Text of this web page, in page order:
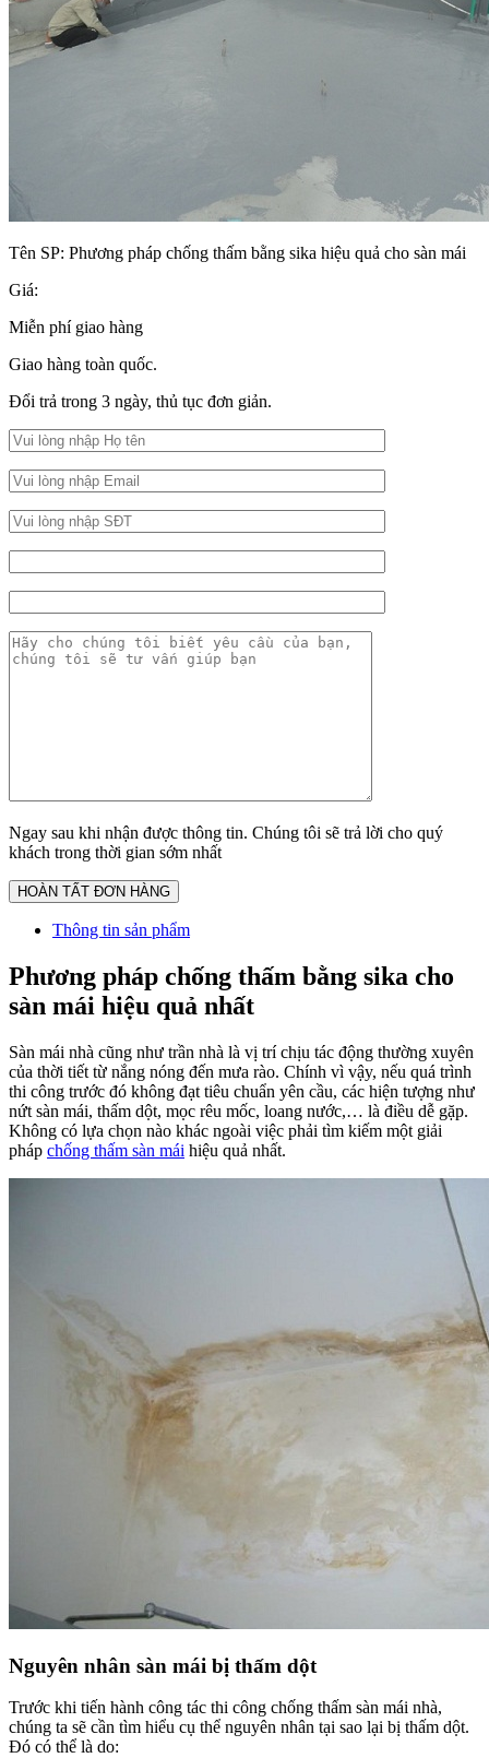
Tên SP: Phương pháp chống thấm bằng sika hiệu quả cho sàn mái
Giá:
Miễn phí giao hàng
Giao hàng toàn quốc.
Đổi trả trong 3 ngày, thủ tục đơn giản.
Ngay sau khi nhận được thông tin. Chúng tôi sẽ trả lời cho quý
khách trong thời gian sớm nhất
Thông tin sản phẩm
Phương pháp chống thấm bằng sika cho
sàn mái hiệu quả nhất
Sàn mái nhà cũng như trần nhà là vị trí chịu tác động thường xuyên
của thời tiết từ nắng nóng đến mưa rào. Chính vì vậy, nếu quá trình
thi công trước đó không đạt tiêu chuẩn yên cầu, các hiện tượng như
nứt sàn mái, thấm dột, mọc rêu mốc, loang nước,… là điều dễ gặp.
Không có lựa chọn nào khác ngoài việc phải tìm kiếm một giải
pháp chống thấm sàn mái hiệu quả nhất.
Nguyên nhân sàn mái bị thấm dột
Trước khi tiến hành công tác thi công chống thấm sàn mái nhà,
chúng ta sẽ cần tìm hiểu cụ thể nguyên nhân tại sao lại bị thấm dột.
Đó có thể là do: